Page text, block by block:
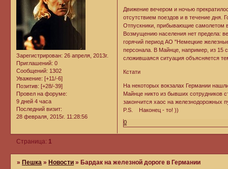
Зарегистрирован: 26 апреля, 2013г.
Приглашений: 0
Сообщений: 1302
Уважение: [+11/-6]
Позитив: [+28/-39]
Провел на форуме:
9 дней 4 часа
Последний визит:
28 февраля, 2015г. 11:28:56
Движение вечером и ночью
отсутствием поездов и в течение дня.
Отпускники, прибывающие самолетом
Возмущению населения нет предела:
горячий период АО "Немецкие
персонала. В Майнце, например, из 15
сложившаяся ситуация объясняется
Кстати
На некоторых вокзалах Германии
Майнце никто из бывших сотрудников
закончится хаос на железнодорожных
P.S. Наконец - то! ))
0
Страница: 1
» Пешка » Новости » Бардак на железной дороге в Германии